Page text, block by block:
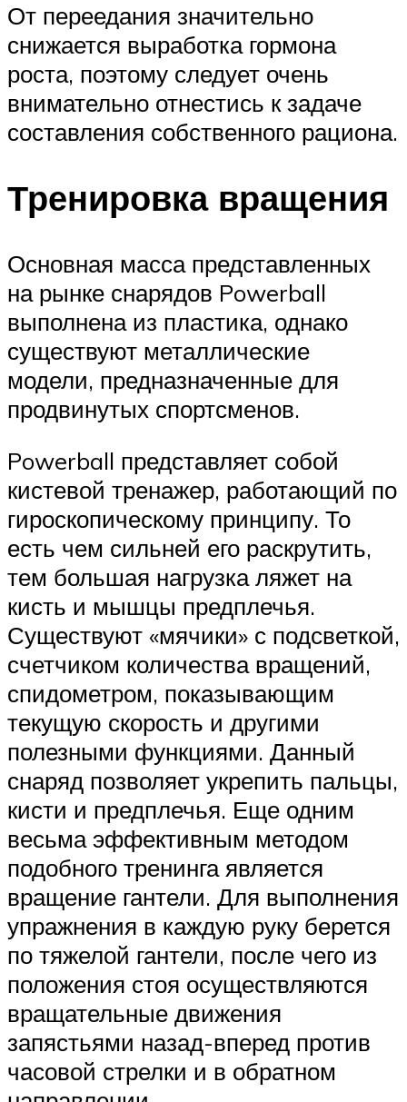
От переедания значительно
снижается выработка гормона
роста, поэтому следует очень
внимательно отнестись к задаче
составления собственного рациона.
Тренировка вращения
Основная масса представленных
на рынке снарядов Powerball
выполнена из пластика, однако
существуют металлические
модели, предназначенные для
продвинутых спортсменов.
Powerball представляет собой
кистевой тренажер, работающий по
гироскопическому принципу. То
есть чем сильней его раскрутить,
тем большая нагрузка ляжет на
кисть и мышцы предплечья.
Существуют «мячики» с подсветкой,
счетчиком количества вращений,
спидометром, показывающим
текущую скорость и другими
полезными функциями. Данный
снаряд позволяет укрепить пальцы,
кисти и предплечья. Еще одним
весьма эффективным методом
подобного тренинга является
вращение гантели. Для выполнения
упражнения в каждую руку берется
по тяжелой гантели, после чего из
положения стоя осуществляются
вращательные движения
запястьями назад-вперед против
часовой стрелки и в обратном